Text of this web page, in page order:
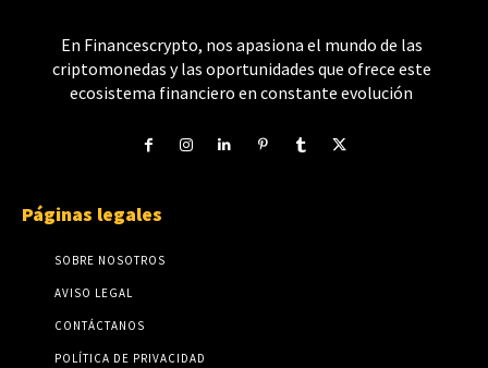
En Financescrypto, nos apasiona el mundo de las
criptomonedas y las oportunidades que ofrece este
ecosistema financiero en constante evolución
Páginas legales
SOBRE NOSOTROS
AVISO LEGAL
CONTÁCTANOS
POLÍTICA DE PRIVACIDAD